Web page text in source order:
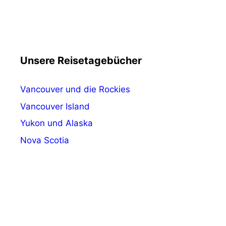
Unsere Reisetagebücher
Vancouver und die Rockies
Vancouver Island
Yukon und Alaska
Nova Scotia